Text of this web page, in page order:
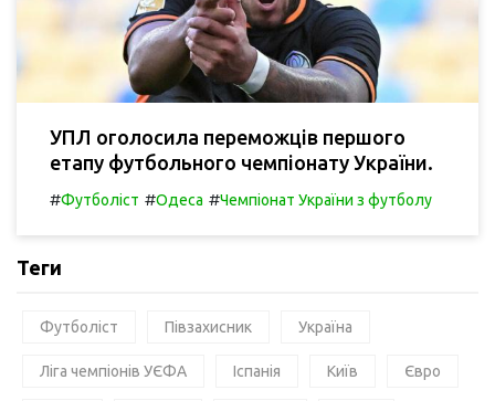
УПЛ оголосила переможців першого
етапу футбольного чемпіонату України.
#Футболіст #Одеса #Чемпіонат України з футболу
Теги
Футболіст Півзахисник Україна
Ліга чемпіонів УЄФА Іспанія Київ Євро